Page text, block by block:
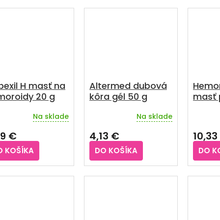
5
5
H masť na
20 g
Na sklade
€
KOŠÍKA
Altermed dubová
kôra gél 50 g
Na sklade
4,13 €
DO KOŠÍKA
masť
je
4,7
z
5
DO